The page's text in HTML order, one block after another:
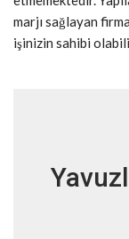
marjı sağlayan
işinizin sahibi